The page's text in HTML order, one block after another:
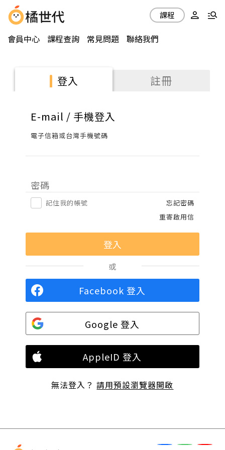
會員中心 課程查詢 常見問題 聯絡我們
課程
登入 註冊
E-mail / 手機登入
電子信箱或台灣手機號碼
密碼
記住我的帳號
忘記密碼
重寄啟用信
或
Facebook 登入
Google 登入
AppleID 登入
無法登入？請用預設瀏覽器開啟